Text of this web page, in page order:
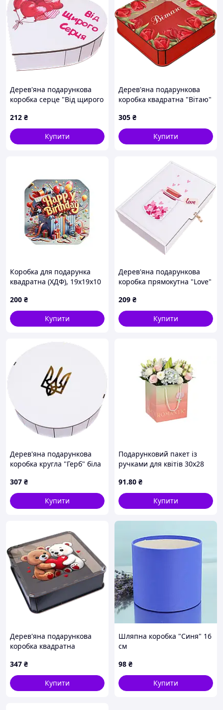
Дерев'яна подарункова
коробка серце "Від щирого
212 ₴
Купити
Дерев'яна подарункова
коробка квадратна "Вітаю"
305 ₴
Купити
Коробка для подарунка
квадратна (ХДФ), 19х19х10
200 ₴
Купити
Дерев'яна подарункова
коробка прямокутна "Love"
23 см
209 ₴
Купити
Дерев'яна подарункова
коробка кругла "Герб" біла
307 ₴
Купити
Подарунковий пакет із
ручками для квітів 30х28
запитом. Подарункові
пакети для букетів із
логотипом
91.80 ₴
Купити
Дерев'яна подарункова
коробка квадратна
чорна 32,5 см
347 ₴
Купити
Шляпна коробка "Синя" 16
см
98 ₴
Купити